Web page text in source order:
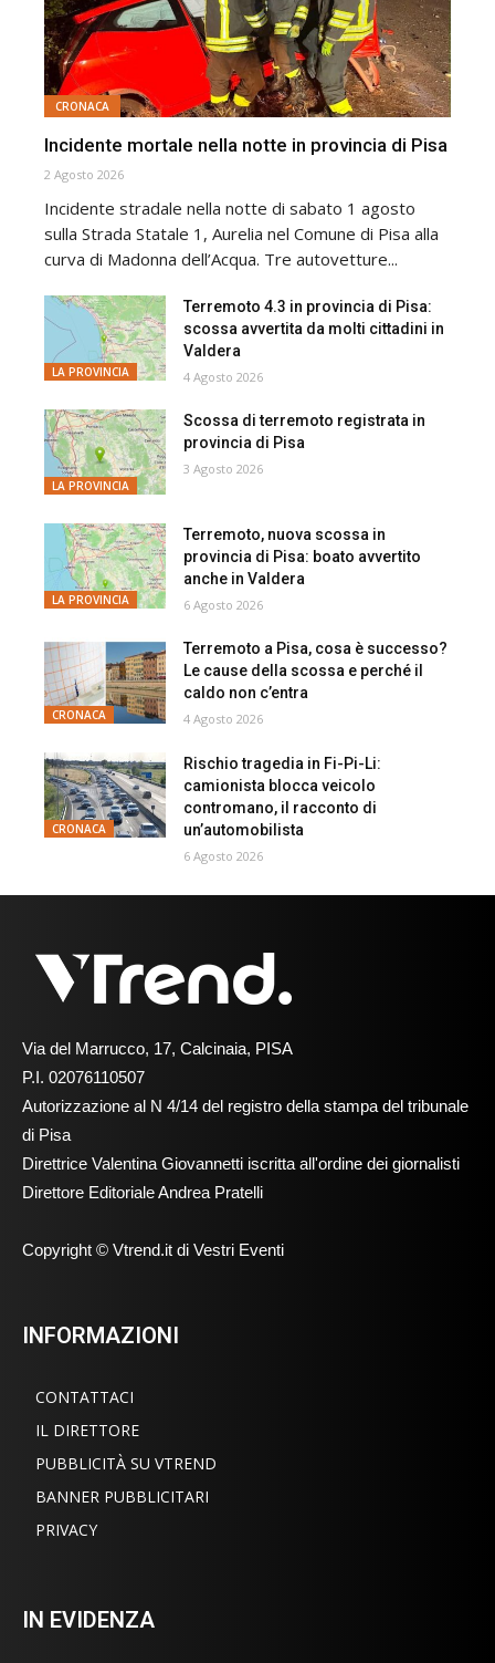
CRONACA
Incidente mortale nella notte in provincia di Pisa
2 Agosto 2026
Incidente stradale nella notte di sabato 1 agosto
sulla Strada Statale 1, Aurelia nel Comune di Pisa alla
curva di Madonna dell’Acqua. Tre autovetture...
LA PROVINCIA
Terremoto 4.3 in provincia di Pisa:
scossa avvertita da molti cittadini in
Valdera
4 Agosto 2026
LA PROVINCIA
Scossa di terremoto registrata in
provincia di Pisa
3 Agosto 2026
LA PROVINCIA
Terremoto, nuova scossa in
provincia di Pisa: boato avvertito
anche in Valdera
6 Agosto 2026
CRONACA
Terremoto a Pisa, cosa è successo?
Le cause della scossa e perché il
caldo non c’entra
4 Agosto 2026
CRONACA
Rischio tragedia in Fi-Pi-Li:
camionista blocca veicolo
contromano, il racconto di
un’automobilista
6 Agosto 2026
Via del Marrucco, 17, Calcinaia, PISA
P.I. 02076110507
Autorizzazione al N 4/14 del registro della stampa del tribunale
di Pisa
Direttrice Valentina Giovannetti iscritta all'ordine dei giornalisti
Direttore Editoriale Andrea Pratelli
Copyright © Vtrend.it di Vestri Eventi
INFORMAZIONI
CONTATTACI
IL DIRETTORE
PUBBLICITÀ SU VTREND
BANNER PUBBLICITARI
PRIVACY
IN EVIDENZA